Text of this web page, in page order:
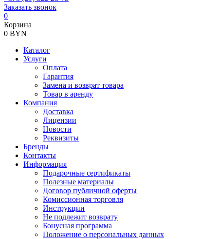
Заказать звонок
0
Корзина
0 BYN
Каталог
Услуги
Оплата
Гарантия
Замена и возврат товара
Товар в аренду
Компания
Доставка
Лицензии
Новости
Реквизиты
Бренды
Контакты
Информация
Подарочные сертификаты
Полезные материалы
Договор публичной оферты
Комиссионная торговля
Инструкции
Не подлежит возврату
Бонусная программа
Положение о персональных данных